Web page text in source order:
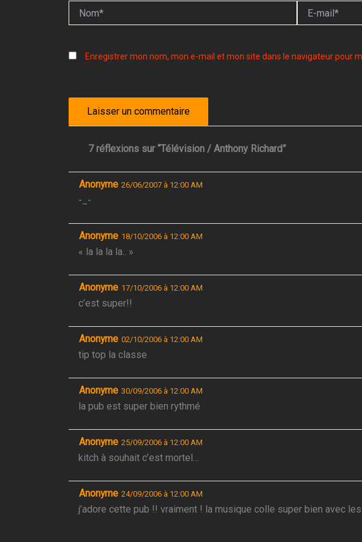
mail*
Enregistrer mon nom, mon e-mail et mon site dans le navigateur pour
7 réflexions sur “Télévision / Anthony Richard”
Anonyme 26/06/2007 à 12:00 AM
-_-
Anonyme 18/10/2006 à 12:00 AM
« la la la la.. »
Anonyme 17/10/2006 à 12:00 AM
c’est super!!
Anonyme 02/10/2006 à 12:00 AM
tip top la classe
Anonyme 30/09/2006 à 12:00 AM
la pub est super bien rythmé
Anonyme 25/09/2006 à 12:00 AM
kitch à souhait c’est mortel…
Anonyme 24/09/2006 à 12:00 AM
j’adore cette pub !! vraiment ! la musique colle super bien avec